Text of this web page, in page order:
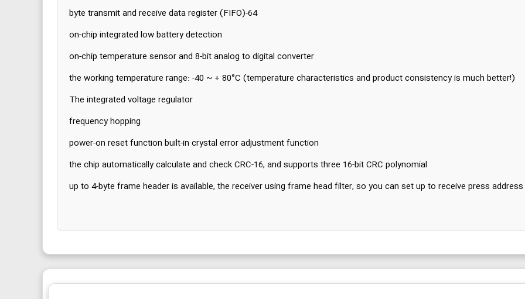
64-byte transmit and receive data register (FIFO)
on-chip integrated low battery detection
on-chip temperature sensor and 8-bit analog to digital converter
the working temperature range: -40 ~ + 80°C (temperature characteristics and product consistency is much better!)
The integrated voltage regulator
power-on reset function built-in crystal error adjustment function
the chip automatically calculate and check CRC-16, and supports three 16-bit CRC polynomial